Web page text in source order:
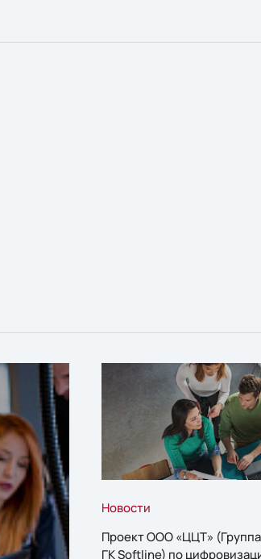
Новости
Проект ООО «ЦЦТ»
ГК Softline) по